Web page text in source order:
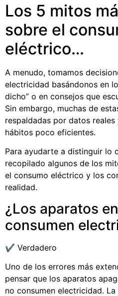
Los 5 mitos
sobre el
eléctrico…
A menudo, tomamos
electricidad basándonos en
dicho” o en consejos que
Sin embargo, muchas de
respaldadas por datos
hábitos poco eficientes.
Para ayudarte a distinguir lo
recopilado algunos de los
el consumo eléctrico y los
realidad.
¿Los aparatos
consumen
✔️ Verdadero
Uno de los errores más
pensar que los aparatos
no consumen electricidad.